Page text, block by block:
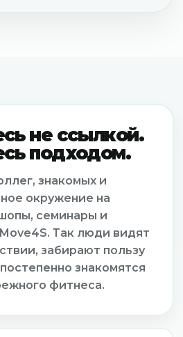
не ссылкой.
подходом.
знакомых и
окружение на
семинары и
Так люди видят
забирают пользу
знакомятся
фитнеса.